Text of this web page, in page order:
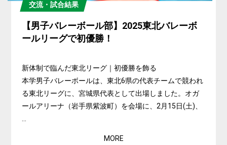
交流・試合結果
【男子バレーボール部】2025東北バレーボ
ールリーグで初優勝！
新体制で臨んだ東北リーグ｜初優勝を飾る
本学男子バレーボールは、東北6県の代表チームで競われ
る東北リーグに、宮城県代表として出場しました。オガ
ールアリーナ（岩手県紫波町）を会場に、2月15日(土)、
MORE